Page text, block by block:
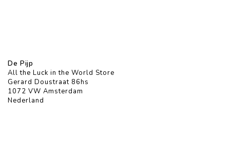
De Pijp
All the Luck in the World Store
Gerard Doustraat 86hs
1072 VW Amsterdam
Nederland